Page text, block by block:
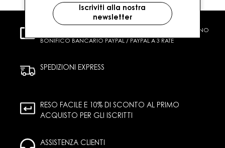
CARTA DI CREDITO CONTRASSEGNO
BONIFICO BANCARIO PAYPAL / PAYPAL A 3 RATE
SPEDIZIONI EXPRESS
RESO FACILE E 10% DI SCONTO AL PRIMO
ACQUISTO PER GLI ISCRITTI
ASSISTENZA CLIENTI
Iscriviti alla nostra
newsletter